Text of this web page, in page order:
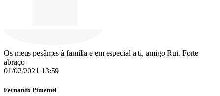
Os meus pesâmes à familia e em especial a ti, amigo Rui. Forte
abraço
01/02/2021 13:59
Fernando Pimentel